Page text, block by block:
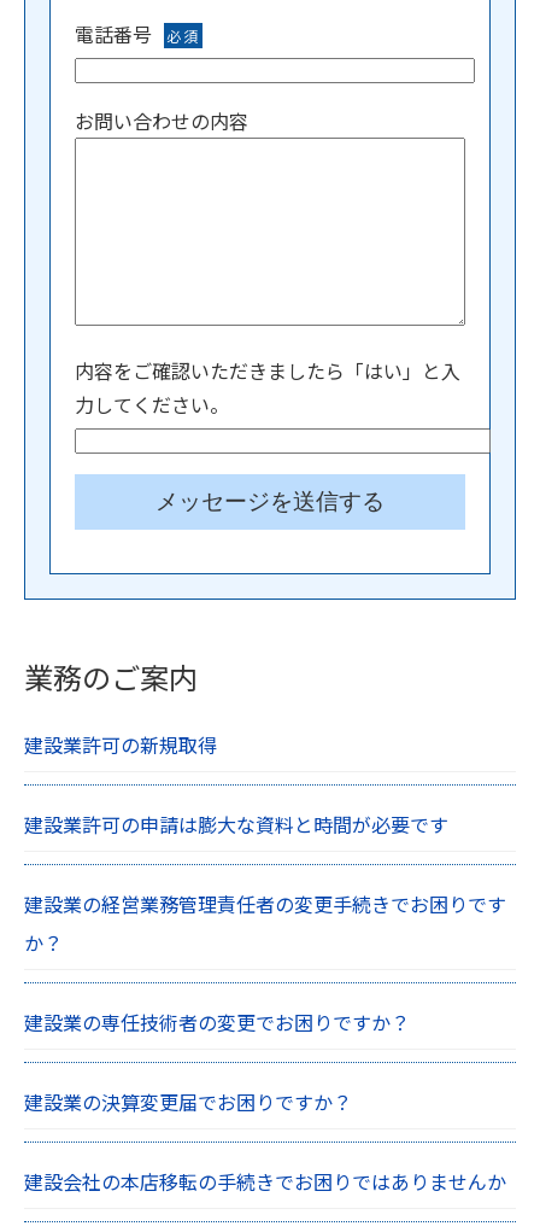
電話番号 必須
お問い合わせの内容
内容をご確認いただきましたら「はい」と入
力してください。
業務のご案内
建設業許可の新規取得
建設業許可の申請は膨大な資料と時間が必要です
建設業の経営業務管理責任者の変更手続きでお困りです
か？
建設業の専任技術者の変更でお困りですか？
建設業の決算変更届でお困りですか？
建設会社の本店移転の手続きでお困りではありませんか